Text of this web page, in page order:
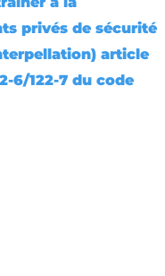
privés de sécurité
article
6/122-7 du code